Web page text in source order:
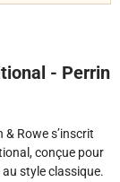
- Perrin
Rowe s’inscrit
conçue pour
style classique.